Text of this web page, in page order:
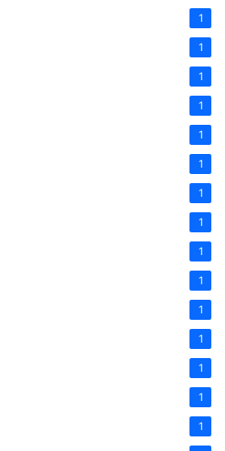
1
1
1
1
1
1
1
1
1
1
1
1
1
1
1